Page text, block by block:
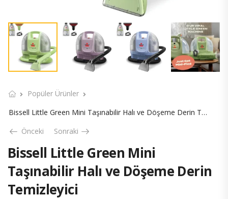
Popüler Ürünler
Bissell Little Green Mini Taşınabilir Halı ve Döşeme Derin Temizleyici
Önceki
Sonraki
Bissell Little Green Mini
Taşınabilir Halı ve Döşeme Derin
Temizleyici